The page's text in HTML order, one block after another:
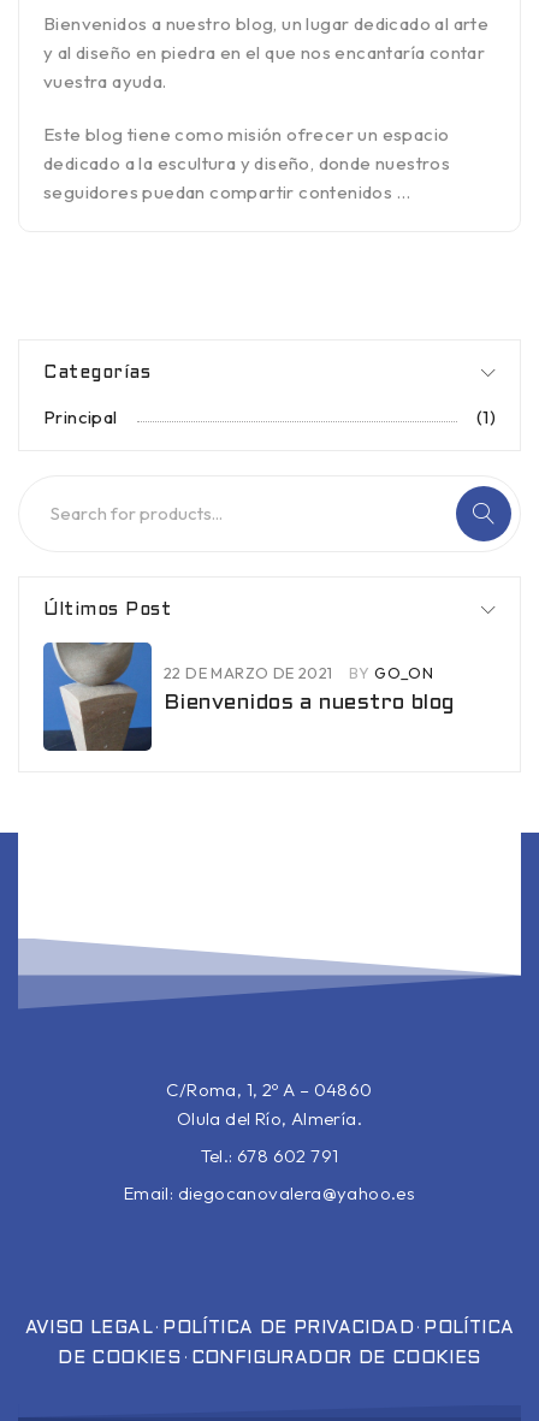
Bienvenidos a nuestro blog, un lugar dedicado al arte
y al diseño en piedra en el que nos encantaría contar
vuestra ayuda.
Este blog tiene como misión ofrecer un espacio
dedicado a la escultura y diseño, donde nuestros
seguidores puedan compartir contenidos …
Categorías
Principal (1)
Últimos Post
22 DE MARZO DE 2021 BY GO_ON
Bienvenidos a nuestro blog
C/Roma, 1, 2º A – 04860
Olula del Río, Almería.
Tel.: 678 602 791
Email: diegocanovalera@yahoo.es
AVISO LEGAL· POLÍTICA DE PRIVACIDAD · POLÍTICA
DE COOKIES · CONFIGURADOR DE COOKIES